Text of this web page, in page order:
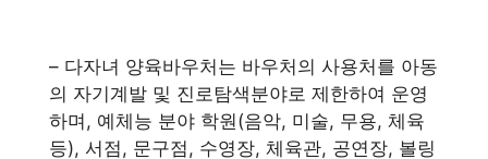
– 다자녀 양육바우처는 바우처의 사용처를 아동
의 자기계발 및 진로탐색분야로 제한하여 운영
하며, 예체능 분야 학원(음악, 미술, 무용, 체육
등), 서점, 문구점, 수영장, 체육관, 공연장, 볼링